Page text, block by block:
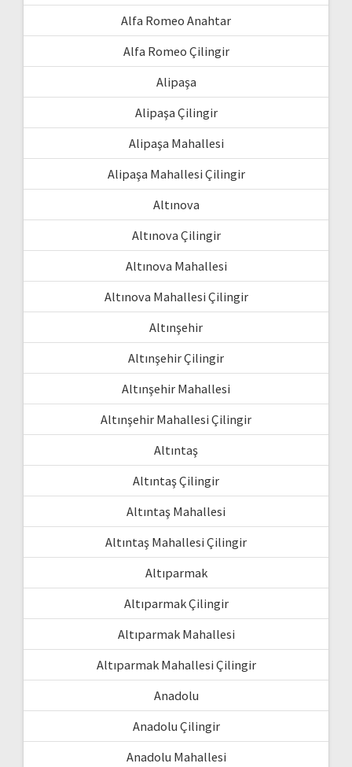
Alfa Romeo Anahtar
Alfa Romeo Çilingir
Alipaşa
Alipaşa Çilingir
Alipaşa Mahallesi
Alipaşa Mahallesi Çilingir
Altınova
Altınova Çilingir
Altınova Mahallesi
Altınova Mahallesi Çilingir
Altınşehir
Altınşehir Çilingir
Altınşehir Mahallesi
Altınşehir Mahallesi Çilingir
Altıntaş
Altıntaş Çilingir
Altıntaş Mahallesi
Altıntaş Mahallesi Çilingir
Altıparmak
Altıparmak Çilingir
Altıparmak Mahallesi
Altıparmak Mahallesi Çilingir
Anadolu
Anadolu Çilingir
Anadolu Mahallesi